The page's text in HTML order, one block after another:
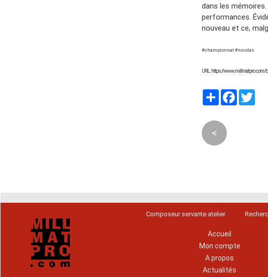
dans les
performances.
nouveau et ce,
#championnat #nicolas
URL : https://
PartagerFacebook
<
Composeur servante atelier
Accueil
Mon compte
A propos
Actualités